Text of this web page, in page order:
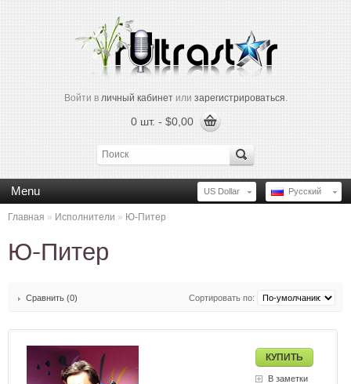
Войти в личный кабинетили зарегистрироваться.
0 шт. - $0,00
Русский
US Dollar
Menu
Главная » Исполнители » Ю-Питер
Ю-Питер
Сравнить (0) Сортировать по:
В заметки